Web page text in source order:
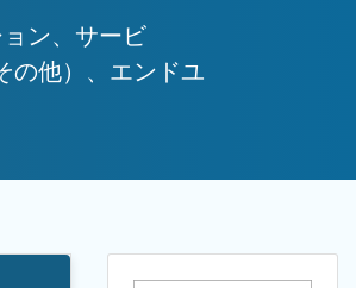
ン、サービ
の他）、エンドユ